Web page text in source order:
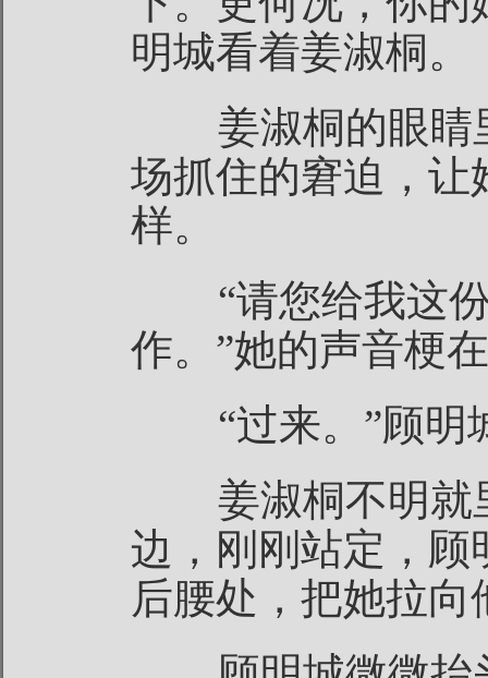
明城看着姜淑桐。
姜淑桐的眼睛
场抓住的窘迫，让
样。
“请您给我这份
作。”她的声音梗
“过来。”顾明
姜淑桐不明就
边，刚刚站定，顾
后腰处，把她拉向